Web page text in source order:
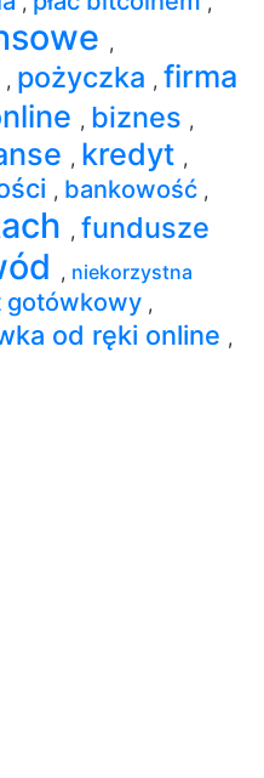
,
, pożyczka , firma
, biznes ,
, kredyt ,
, bankowość ,
, fundusze
, niekorzystna
gotówkowy ,
od ręki online ,